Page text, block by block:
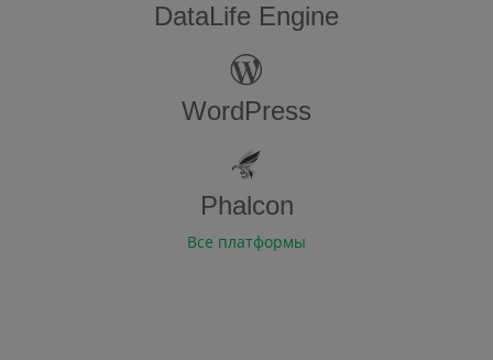
DataLife Engine
WordPress
Phalcon
Все платформы